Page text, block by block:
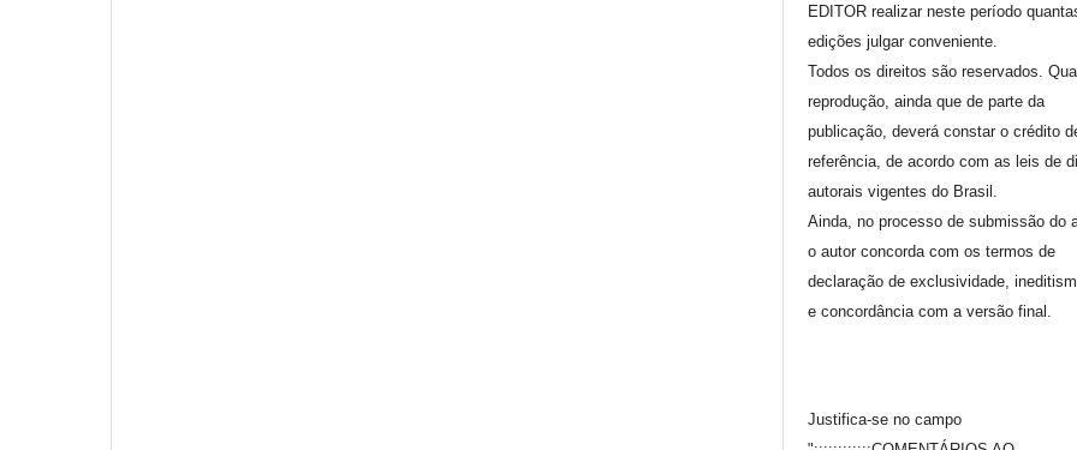
EDITOR realizar neste período
edições julgar conveniente.
Todos os direitos são reservados.
reprodução, ainda que de parte da
publicação, deverá constar o crédito
referência, de acordo com as leis de
autorais vigentes do Brasil.
Ainda, no processo de submissão do
o autor concorda com os termos de
declaração de exclusividade,
e concordância com a versão final.
Justifica-se no campo